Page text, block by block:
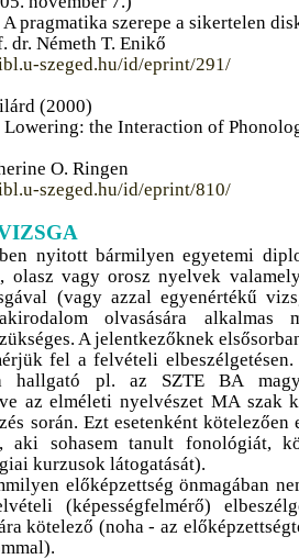
pragmatika szerepe a sikertelen
dr. Németh T. Enikő
szeged.hu/id/eprint/291/
(2000)
Lowering: the Interaction of
O. Ringen
szeged.hu/id/eprint/810/
nyitott bármilyen egyetemi
olasz vagy orosz nyelvek
(vagy azzal egyenértékű
olvasására alkalmas
A jelentkezőknek
fel a felvételi elbeszélgetésen.
hallgató pl. az SZTE BA
az elméleti nyelvészet MA szak
során. Ezt esetenként
aki sohasem tanult fonológiát,
kurzusok látogatását).
előképzettség önmagában
(képességfelmérő)
kötelező (noha - az